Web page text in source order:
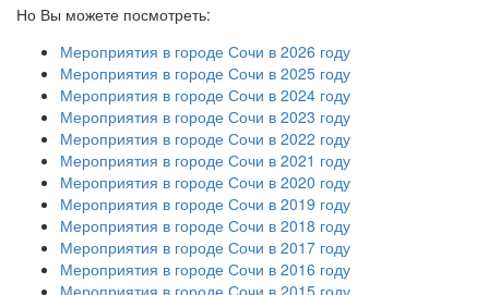
Но Вы можете посмотреть:
Мероприятия в городе Сочи в 2026 году
Мероприятия в городе Сочи в 2025 году
Мероприятия в городе Сочи в 2024 году
Мероприятия в городе Сочи в 2023 году
Мероприятия в городе Сочи в 2022 году
Мероприятия в городе Сочи в 2021 году
Мероприятия в городе Сочи в 2020 году
Мероприятия в городе Сочи в 2019 году
Мероприятия в городе Сочи в 2018 году
Мероприятия в городе Сочи в 2017 году
Мероприятия в городе Сочи в 2016 году